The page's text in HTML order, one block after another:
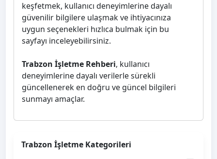
keşfetmek, kullanıcı deneyimlerine dayalı
güvenilir bilgilere ulaşmak ve ihtiyacınıza
uygun seçenekleri hızlıca bulmak için bu
sayfayı inceleyebilirsiniz.
Trabzon İşletme Rehberi, kullanıcı
deneyimlerine dayalı verilerle sürekli
güncellenerek en doğru ve güncel bilgileri
sunmayı amaçlar.
Trabzon İşletme Kategorileri